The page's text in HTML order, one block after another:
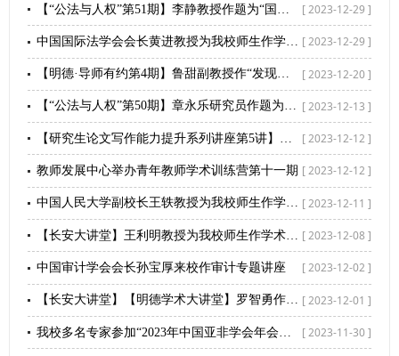
[ 2023-12-29 ]
[ 2023-12-29 ]
【明德·导师有约第4期】鲁甜副教授作“发现自我，成就自我”专题讲座 [ 2023-12-20 ]
【“公法与人权”第50期】章永乐研究员作题为“从‘法律帝国’到‘帝国法律’：重思法学的‘帝国研究转向’”讲座 [ 2023-12-13 ]
[ 2023-12-12 ]
教师发展中心举办青年教师学术训练营第十一期 [ 2023-12-12 ]
中国人民大学副校长王轶教授为我校师生作学术报告 [ 2023-12-11 ]
[ 2023-12-08 ]
中国审计学会会长孙宝厚来校作审计专题讲座 [ 2023-12-02 ]
【长安大讲堂】【明德学术大讲堂】罗智勇作题为“刑事冤错案件的纠正及其启示”讲座 [ 2023-12-01 ]
[ 2023-11-30 ]